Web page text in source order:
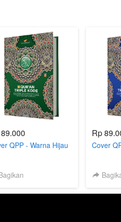
QPP - Warna Hijau
Rp
Cover